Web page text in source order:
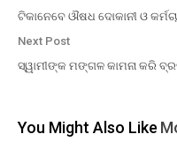
ଟିକାନେବେ ଔଷଧ ଦୋକାନୀ ଓ
Next Post
ସ୍ୱାମୀଙ୍କ ମଙ୍ଗଳ କାମନା କରି
You Might Also Like